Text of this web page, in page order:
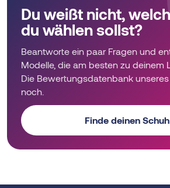
Du weißt nicht,
du wählen sollst?
Beantworte ein paar Fragen und
Modelle, die am besten zu deinem
Die Bewertungsdatenbank
noch.
Finde deinen